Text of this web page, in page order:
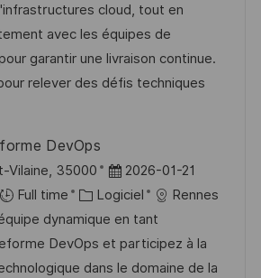
e
n
c
e
p
o
s
t
e
cloud, tout en
avec les équipes de
garantir une livraison continue.
relever des défis techniques
DevOps
Vilaine, 35000
D
a
t
e
d
2026-01-21
Full time
C
a
t
é
Logiciel
Rennes
dynamique en tant
DevOps et participez à la
dans le domaine de la